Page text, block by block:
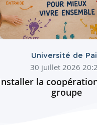
Université de
30 juillet 2026
la
groupe